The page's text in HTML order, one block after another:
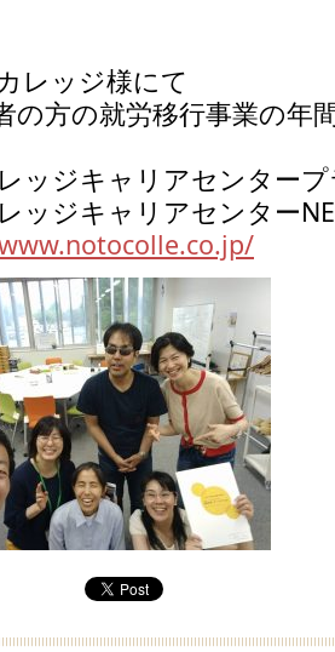
レッジ様にて
の方の就労移行事業の年
ッジキャリアセンター
ッジキャリアセンター